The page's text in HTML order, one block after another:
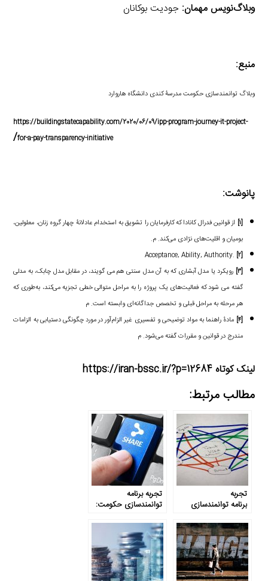
وبلاگ‌نویس مهمان: جودیت بوکانان
منبع:
وبلاگ توانمند‌سازی حکومت مدرسۀ کندی دانشگاه هاروارد
https://buildingstatecapability.com/2020/06/09/ipp-program-journey-it-project-
for-a-pay-transparency-initiative
/
پانوشت:
[۱] از قوانین فدرال کانادا که کارفرمایان را تشویق به استخدام عادلانۀ چهار گروه زنان، معلولین،
بومیان و اقلیت‌های نژادی می‌کند. م.
[۲]
.Acceptance, Ability, Authority
[۳]
رویکرد یا مدل آبشاری که به آن مدل سنتی هم می گویند، در مقابل مدل چابک، به مدلی
گفته می شود که فعالیت‌های یک پروژه را به مراحل متوالی خطی تجزیه می‌کند، به‌طوری که
هر مرحله به مراحل قبلی و تخصص جداگانه‌ای وابسته است. م
[۴]
مادۀ راهنما به مواد توضیحی و تفسیری غیر الزام‌آ‌ور در مورد چگونگی دستیابی به الزامات
مندرج در قوانین و مقررات گفته می‌شود. م
لینک کوتاه https://iran-bssc.ir/?p=12684
مطالب مرتبط:
تجربه
برنامه توانمندسازی
تجربه برنامه
توانمندسازی حکومت:
به اشتراک‌گذاری
اطلاعات